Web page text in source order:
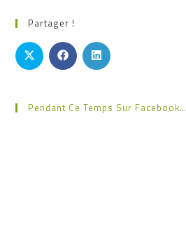
Partager !
Pendant Ce Temps Sur Facebook…